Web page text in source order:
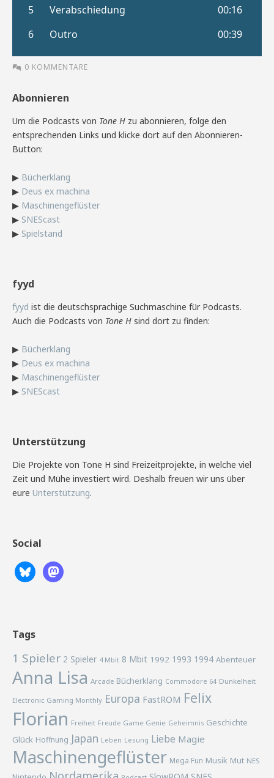
0 KOMMENTARE
Abonnieren
Um die Podcasts von Tone H zu abonnieren, folge den
entsprechenden Links und klicke dort auf den Abonnieren-
Button:
▶ Bücherklang
▶ Deus ex machina
▶ Maschinengeflüster
▶ SNEScast
▶ Spielstand
fyyd
fyyd ist die deutschsprachige Suchmaschine für Podcasts.
Auch die Podcasts von Tone H sind dort zu finden:
▶ Bücherklang
▶ Deus ex machina
▶ Maschinengeflüster
▶ SNEScast
Unterstützung
Die Projekte von Tone H sind Freizeitprojekte, in welche viel
Zeit und Mühe investiert wird. Deshalb freuen wir uns über
eure Unterstützung.
Social
Tags
1 Spieler 2 Spieler 4 Mbit 8 Mbit 1992 1993 1994 Abenteuer
Anna Lisa Arcade Bücherklang Commodore 64 Dunkelheit
Electronic Gaming Monthly Europa FastROM Felix
Florian Freiheit Freude Game Genie Geheimnis Geschichte
Glück Hoffnung Japan Leben Lesung Liebe Magie
Maschinengeflüster Mega Fun Musik Mut NES